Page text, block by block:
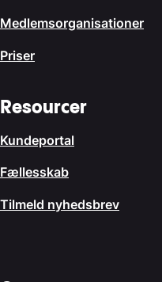
Medlemsorganisationer
Priser
Resourcer
Kundeportal
Fællesskab
Tilmeld nyhedsbrev